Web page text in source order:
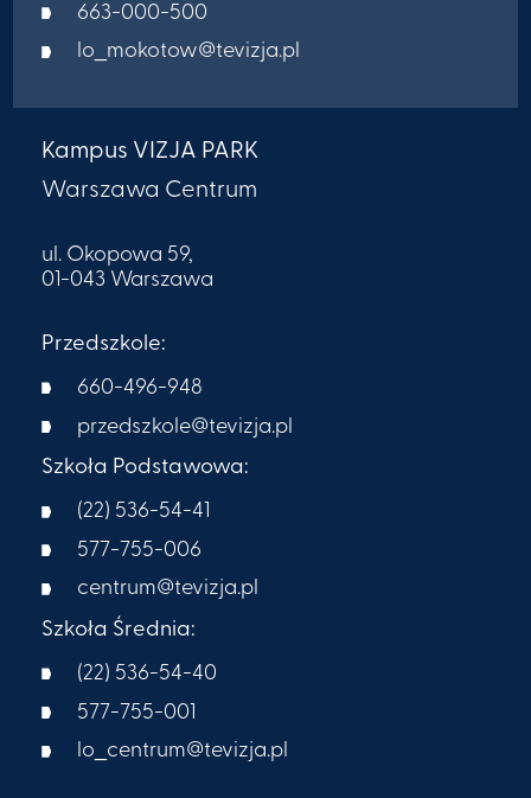
663-000-500
lo_mokotow@tevizja.pl
Kampus VIZJA PARK
Warszawa Centrum
ul. Okopowa 59,
01-043 Warszawa
Przedszkole:
660-496-948
przedszkole@tevizja.pl
Szkoła Podstawowa:
(22) 536-54-41
577-755-006
centrum@tevizja.pl
Szkoła Średnia:
(22) 536-54-40
577-755-001
lo_centrum@tevizja.pl